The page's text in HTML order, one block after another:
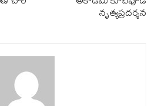
నృత్యప్రదర్శన